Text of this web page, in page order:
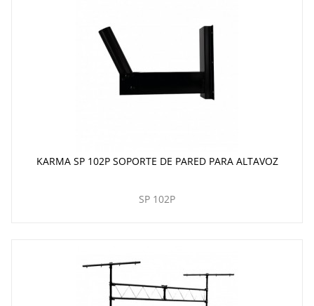
KARMA SP 102P SOPORTE DE PARED PARA ALTAVOZ
SP 102P